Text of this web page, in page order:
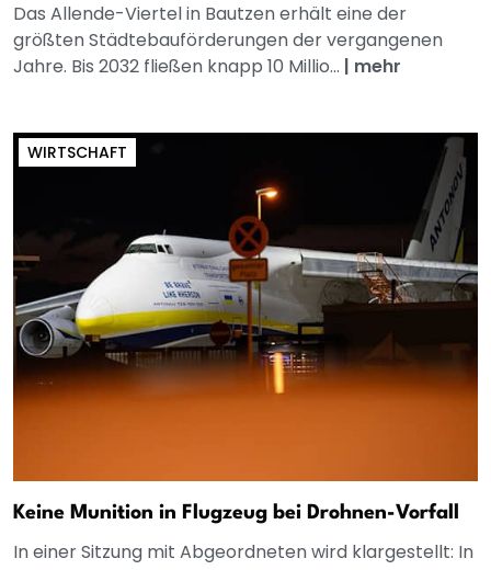
Das Allende-Viertel in Bautzen erhält eine der
größten Städtebauförderungen der vergangenen
Jahre. Bis 2032 fließen knapp 10 Millio... | mehr
WIRTSCHAFT
Keine Munition in Flugzeug bei Drohnen-Vorfall
In einer Sitzung mit Abgeordneten wird klargestellt: In